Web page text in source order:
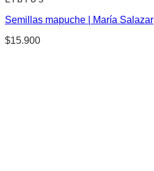
Semillas mapuche | María Salazar
$15.900